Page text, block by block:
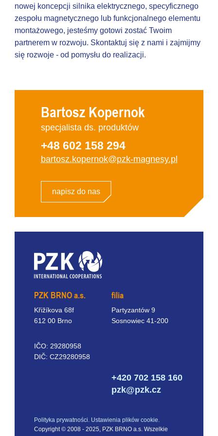
nowej koncepcji silnika elektrycznego, specyficznego
zespołu magnetycznego lub funkcjonalnego elementu
montażowego, jesteśmy gotowi zostać Twoim
partnerem w rozwoju. Skontaktuj się z nami i zajmijmy
się rozwoje - od pomysłu do realizacji.
Bartosz Kopernok
specjalista ds. produktów
+48 602 158 294
bartosz.kopernok@pzk-magnesy.pl
napisz do nas
PZK BRNO a.s.
Křižíkova 68f
612 00 Brno
IČO: 29280958
DIČ: CZ29280958
filia
Partyzantów 9
Sosnowiec 41-200
+420 702 158 160
pzk@pzk.cz
Copyright © 2008 - 2025, PZK BRNO a.s. Wszelkie
Polityka prywatności. Ustawienia plików cookie.